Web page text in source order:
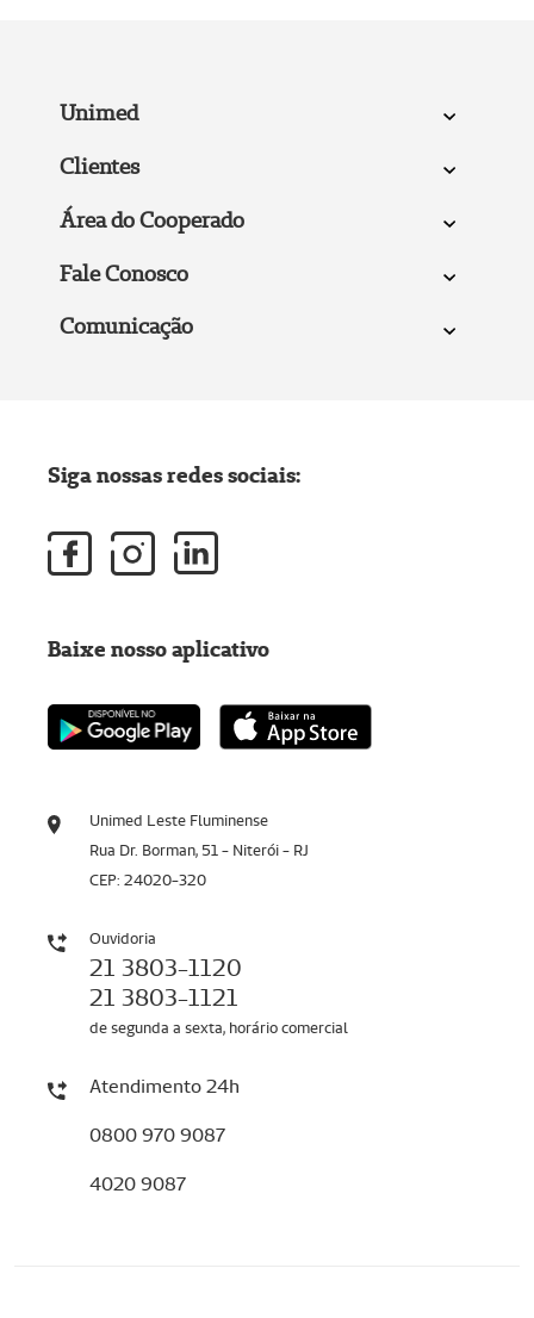
Unimed
Clientes
Área do Cooperado
Fale Conosco
Comunicação
Unimed Leste Fluminense
Rua Dr. Borman, 51 - Niterói - RJ
CEP: 24020-320
Ouvidoria
21 3803-1120
21 3803-1121
de segunda a sexta, horário comercial
Atendimento 24h
0800 970 9087
4020 9087
Siga nossas redes sociais:
Baixe nosso aplicativo